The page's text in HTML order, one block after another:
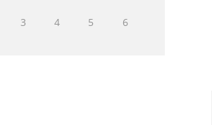
3 4 5 6